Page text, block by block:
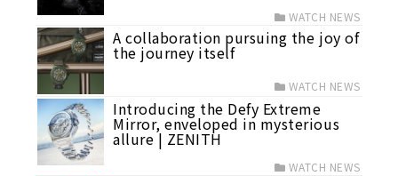
WATCH NEWS
A collaboration pursuing the joy of
the journey itself
WATCH NEWS
Introducing the Defy Extreme
Mirror, enveloped in mysterious
allure | ZENITH
WATCH NEWS